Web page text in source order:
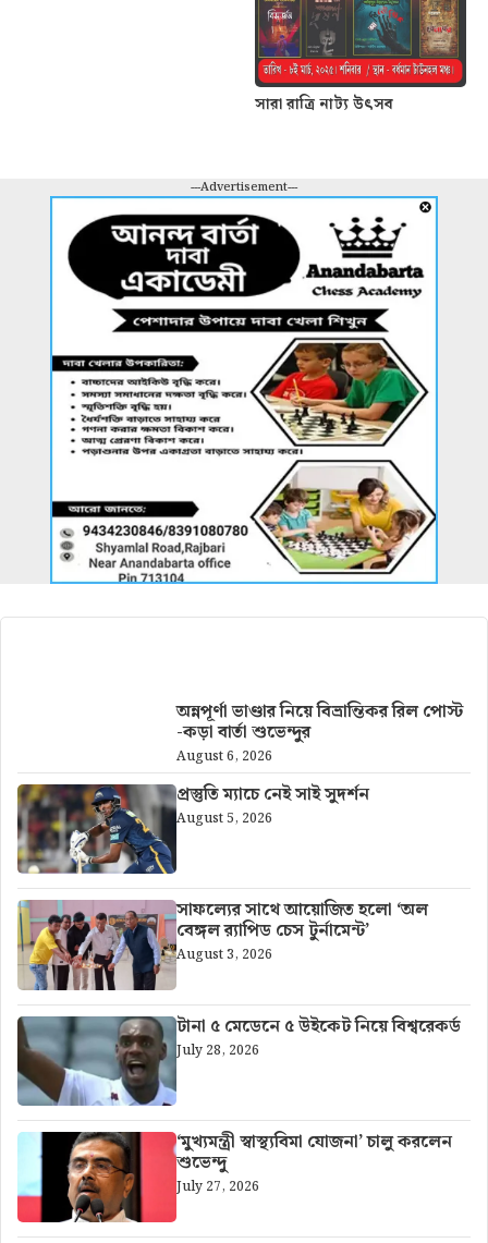
সারা রাত্রি নাট্য উৎসব
---Advertisement---
অন্নপূর্ণা ভাণ্ডার নিয়ে বিভ্রান্তিকর রিল পোস্ট
-কড়া বার্তা শুভেন্দুর
August 6, 2026
প্রস্তুতি ম্যাচে নেই সাই সুদর্শন
August 5, 2026
সাফল্যের সাথে আয়োজিত হলো ‘অল
বেঙ্গল র‍্যাপিড চেস টুর্নামেন্ট’
August 3, 2026
টানা ৫ মেডেনে ৫ উইকেট নিয়ে বিশ্বরেকর্ড
July 28, 2026
‘মুখ্যমন্ত্রী স্বাস্থ্যবিমা যোজনা’ চালু করলেন
শুভেন্দু
July 27, 2026